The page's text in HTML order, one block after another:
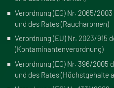
Verordnung (EG) Nr. 2065/2003
und des Rates (Raucharomen)
Verordnung (EU) Nr. 2023/915
(Kontaminantenverordnung)
Verordnung (EG) Nr. 396/2005
und des Rates (Höchstgehalte